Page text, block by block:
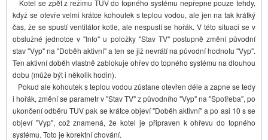
Kotel se zpět z režimu TUV do topného systému nepřepne pouze tehdy,
když se otevře velmi krátce kohoutek s teplou vodou, ale jen na tak krátký
čas, že se spustí ventilátor kotle, ale nespustí se hořák. V této situaci se v
obslužné jednotce v "Info" u položky "Stav TV" postupně změní původní
stav "Vyp" na "Doběh aktivní" a ten se již nevrátí na původní hodnotu "Vyp".
Ten aktivní doběh vlastně zablokuje ohřev do topného systému na dlouhou
dobu (může být i několik hodin).
Pokud ale kohoutek s teplou vodou zůstane otevřen déle a zapne se tedy
i hořák, změní se parametr v "Stav TV" z původního "Vyp" na "Spotřeba", po
ukončení odběru TUV pak se krátce objeví "Doběh aktivní" a po asi 10 s se
objeví "Vyp", což znamená, že kotel je připraven k ohřevu do topného
systému. Toto je korektní chování.